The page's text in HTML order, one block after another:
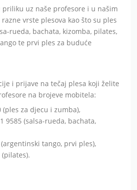
uz naše profesore i u našim
vrste plesova kao što su ples
rueda, bachata, kizomba, pilates,
te prvi ples za buduće
i prijave na tečaj plesa koji želite
na brojeve mobitela:
(ples za djecu i zumba),
9585 (salsa-rueda, bachata,
tango, prvi ples),
(pilates).